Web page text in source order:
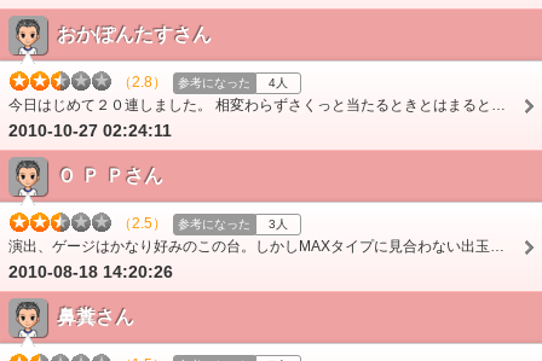
おかぽんたすさん
（2.8） 参考になった 4人
今日はじめて２０連しました。 相変わらずさくっと当たるときとはまるときの落差が激し過ぎる。 連チャンも今まで５連が最高だったし。 うまくいけば大勝ちできる…
2010-10-27 02:24:11
Ｏ Ｐ Ｐさん
（2.5） 参考になった 3人
演出、ゲージはかなり好みのこの台。しかしMAXタイプに見合わない出玉のおかげで全て台無し。タフな人じゃなきゃ打っちゃダメ！残念焏
2010-08-18 14:20:26
鼻糞さん